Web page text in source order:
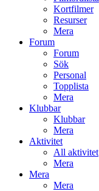
Kortfilmer
Resurser
Mera
Forum
Forum
Sök
Personal
Topplista
Mera
Klubbar
Klubbar
Mera
Aktivitet
All aktivitet
Mera
Mera
Mera